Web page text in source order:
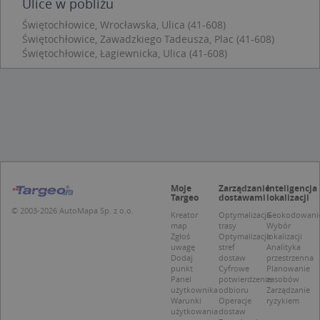
Ulice w pobliżu
Świętochłowice, Wrocławska, Ulica (41-608)
Świętochłowice, Zawadzkiego Tadeusza, Plac (41-608)
Świętochłowice, Łagiewnicka, Ulica (41-608)
© 2003-2026 AutoMapa Sp. z o.o.
Moje
Targeo
Kreator
map
Zgłoś
uwagę
Dodaj
punkt
Panel
użytkownika
Warunki
użytkowania
Zarządzanie
dostawami
Optymalizacja
trasy
Optymalizacja
stref
dostaw
Cyfrowe
potwierdzenie
odbioru
Operacje
dostaw
Inteligencja
lokalizacji
Wybór
lokalizacji
Analityka
przestrzenna
Planowanie
zasobów
Zarządzanie
ryzykiem
to
kloc
.www.targeo.pl 1 rok
Provider/
Domena
Okres
przechowywania
Opis
.targeo.pl 1 rok 1 miesiąc
Ten plik
Google
Okres
przechowywania
Opis
Provider/Domena
CrossDomainCookieScriptConsent_35
.crossdomain.cookie-
script.com